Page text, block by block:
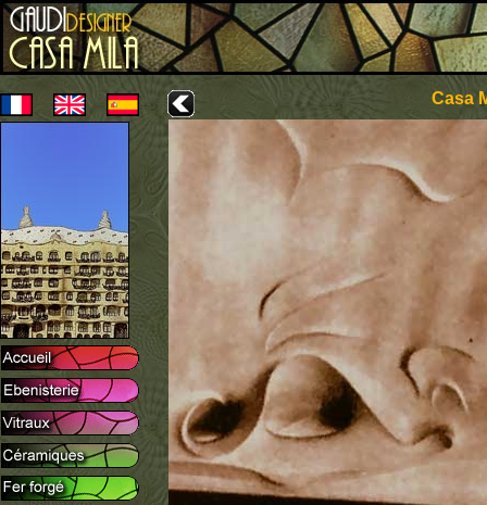
Casa